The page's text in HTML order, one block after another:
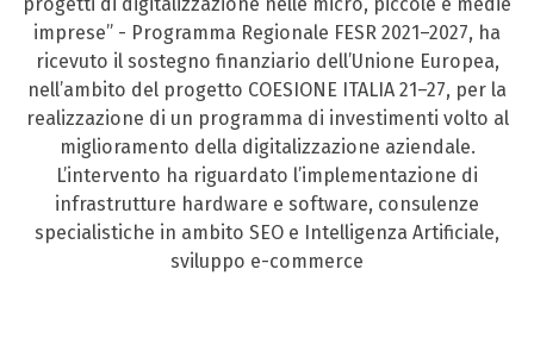
imprese” - Programma Regionale FESR 2021–2027, ha
ricevuto il sostegno finanziario dell’Unione Europea,
nell’ambito del progetto COESIONE ITALIA 21–27, per la
realizzazione di un programma di investimenti volto al
miglioramento della digitalizzazione aziendale.
L’intervento ha riguardato l’implementazione di
infrastrutture hardware e software, consulenze
specialistiche in ambito SEO e Intelligenza Artificiale,
sviluppo e-commerce